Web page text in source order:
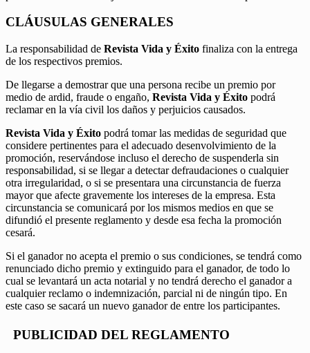
CLÁUSULAS GENERALES
La responsabilidad de Revista Vida y Éxito finaliza con la entrega
de los respectivos premios.
De llegarse a demostrar que una persona recibe un premio por
medio de ardid, fraude o engaño, Revista Vida y Éxito podrá
reclamar en la vía civil los daños y perjuicios causados.
Revista Vida y Éxito podrá tomar las medidas de seguridad que
considere pertinentes para el adecuado desenvolvimiento de la
promoción, reservándose incluso el derecho de suspenderla sin
responsabilidad, si se llegar a detectar defraudaciones o cualquier
otra irregularidad, o si se presentara una circunstancia de fuerza
mayor que afecte gravemente los intereses de la empresa. Esta
circunstancia se comunicará por los mismos medios en que se
difundió el presente reglamento y desde esa fecha la promoción
cesará.
Si el ganador no acepta el premio o sus condiciones, se tendrá como
renunciado dicho premio y extinguido para el ganador, de todo lo
cual se levantará un acta notarial y no tendrá derecho el ganador a
cualquier reclamo o indemnización, parcial ni de ningún tipo. En
este caso se sacará un nuevo ganador de entre los participantes.
PUBLICIDAD DEL REGLAMENTO